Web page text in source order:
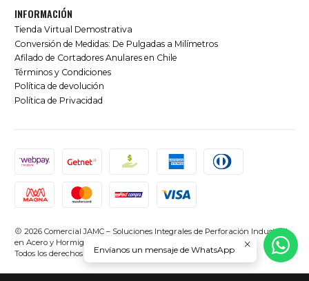
INFORMACIÓN
Tienda Virtual Demostrativa
Conversión de Medidas: De Pulgadas a Milímetros
Afilado de Cortadores Anulares en Chile
Términos y Condiciones
Política de devolución
Política de Privacidad
2026 Comercial JAMC – Soluciones Integrales de Perforación Industrial
en Acero y Hormigón en Chile.
Todos los derechos reservados.Desarrollado por Jumpseller
Envíanos un mensaje de WhatsApp